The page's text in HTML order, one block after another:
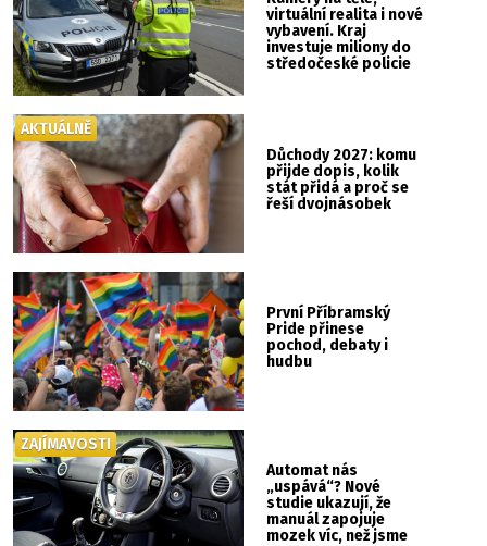
virtuální realita i nové
vybavení. Kraj
investuje miliony do
středočeské policie
Důchody 2027: komu
přijde dopis, kolik
stát přidá a proč se
řeší dvojnásobek
AKTUÁLNĚ
První Příbramský
Pride přinese
pochod, debaty i
hudbu
Automat nás
„uspává“? Nové
studie ukazují, že
manuál zapojuje
mozek víc, než jsme
ZAJÍMAVOSTI